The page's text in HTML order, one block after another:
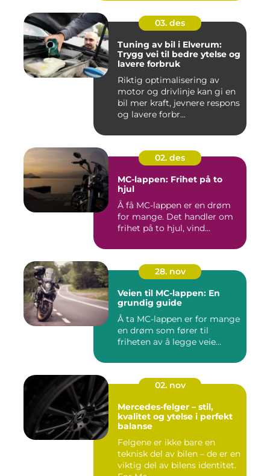
03. des
Tuning av bil i Elverum:
Trygg vei til bedre ytelse og
lavere forbruk
Riktig optimalisering av
motor og drivlinje kan gi en
bil mer kraft, jevnere respons
og lavere forbr...
02. des
MC-lappen: Frihet på to
hjul
Å få MC-lappen er en drøm
for mange. Det handler om
frihet på to hjul, vind...
28. nov
Veien til MC-lappen: En
grundig guide
Å ta MC-lappen er for mange
en drøm som fører til
friheten av å legge veie...
02. nov
Mercedes-felger – stil,
kvalitet og ytelse i perfekt
balanse
Felgene er ikke bare en
teknisk del av bilen – de er en
viktig del av bilens identitet.